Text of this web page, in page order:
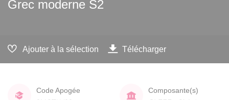
Grec moderne S2
Ajouter à la sélection Télécharger
Code Apogée
Composante(s)